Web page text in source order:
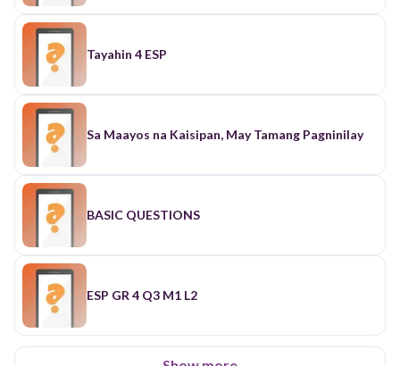
Tayahin 4 ESP
Sa Maayos na Kaisipan, May Tamang Pagninilay
BASIC QUESTIONS
ESP GR 4 Q3 M1 L2